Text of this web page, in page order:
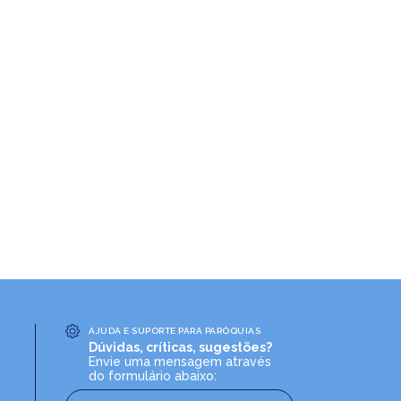
AJUDA E SUPORTE PARA PARÓQUIAS
Dúvidas, críticas, sugestões?
Envie uma mensagem através
do formulário abaixo: